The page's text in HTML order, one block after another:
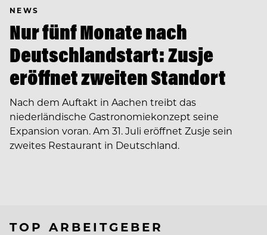
NEWS
Nur fünf Monate nach
Deutschlandstart: Zusje
eröffnet zweiten Standort
Nach dem Auftakt in Aachen treibt das
niederländische Gastronomiekonzept seine
Expansion voran. Am 31. Juli eröffnet Zusje sein
zweites Restaurant in Deutschland.
TOP ARBEITGEBER